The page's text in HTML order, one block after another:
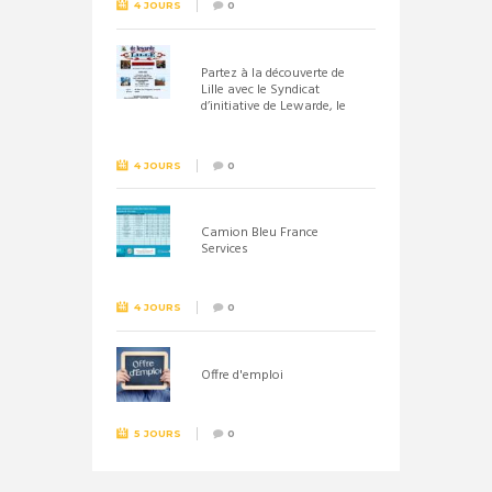
4 JOURS 0
Partez à la découverte de
Lille avec le Syndicat
d’initiative de Lewarde, le
4 JOURS 0
Camion Bleu France
Services
4 JOURS 0
Offre d'emploi
5 JOURS 0